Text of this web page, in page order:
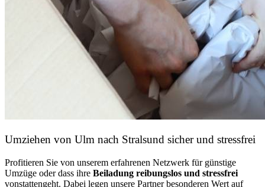
Umziehen von Ulm nach Stralsund sicher und stressfrei
Profitieren Sie von unserem erfahrenen Netzwerk für günstige
Umzüge oder dass ihre Beiladung reibungslos und stressfrei
vonstattengeht. Dabei legen unsere Partner besonderen Wert auf